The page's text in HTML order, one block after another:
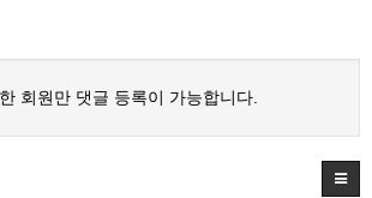
회원만 댓글 등록이 가능합니다.